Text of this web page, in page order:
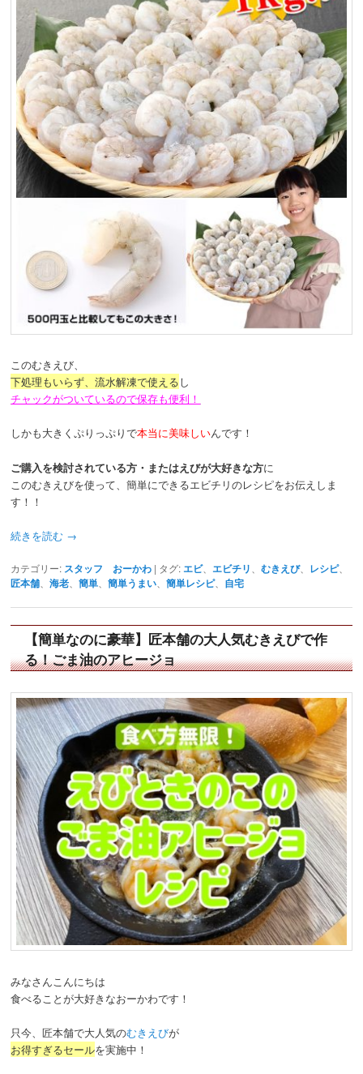
このむきえび、
下処理もいらず、流水解凍で使えるし
チャックがついているので保存も便利！
しかも大きくぷりっぷりで本当に美味しいんです！
ご購入を検討されている方・またはえびが大好きな方に
このむきえびを使って、簡単にできるエビチリのレシピをお伝えしま
す！！
続きを読む →
カテゴリー: スタッフ おーかわ | タグ: エビ、 エビチリ 、むきえび、 レシピ、
匠本舗 、海老 、簡単 、簡単うまい 、簡単レシピ、 自宅
【簡単なのに豪華】匠本舗の大人気むきえびで作
る！ごま油のアヒージョ
みなさんこんにちは
食べることが大好きなおーかわです！
只今、匠本舗で大人気のむきえびが
お得すぎるセールを実施中！